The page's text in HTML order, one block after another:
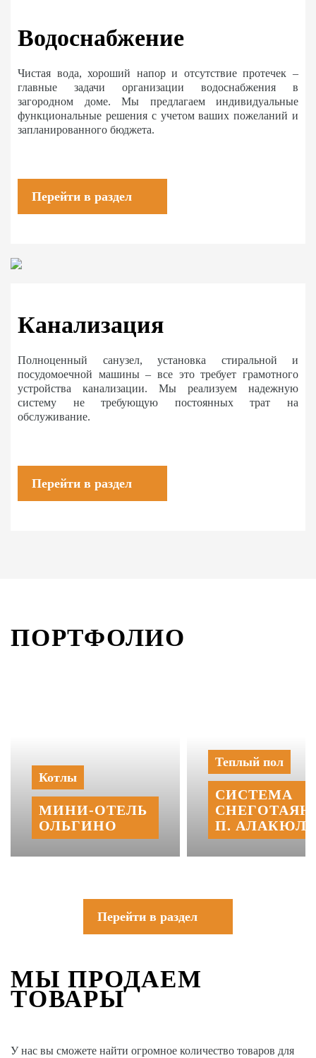
Водоснабжение
Чистая вода, хороший напор и отсутствие протечек –
главные задачи организации водоснабжения в
загородном доме. Мы предлагаем индивидуальные
функциональные решения с учетом ваших пожеланий и
запланированного бюджета.
Перейти в раздел
Канализация
Полноценный санузел, установка стиральной и
посудомоечной машины – все это требует грамотного
устройства канализации. Мы реализуем надежную
систему не требующую постоянных трат на
обслуживание.
Перейти в раздел
ПОРТФОЛИО
Котлы
МИНИ‑‏ОТЕЛЬ
ОЛЬГИНО
Теплый пол
СИСТЕМА
П.
Перейти в раздел
МЫ ПРОДАЕМ
ТОВАРЫ
У нас вы сможете найти огромное количество товаров для